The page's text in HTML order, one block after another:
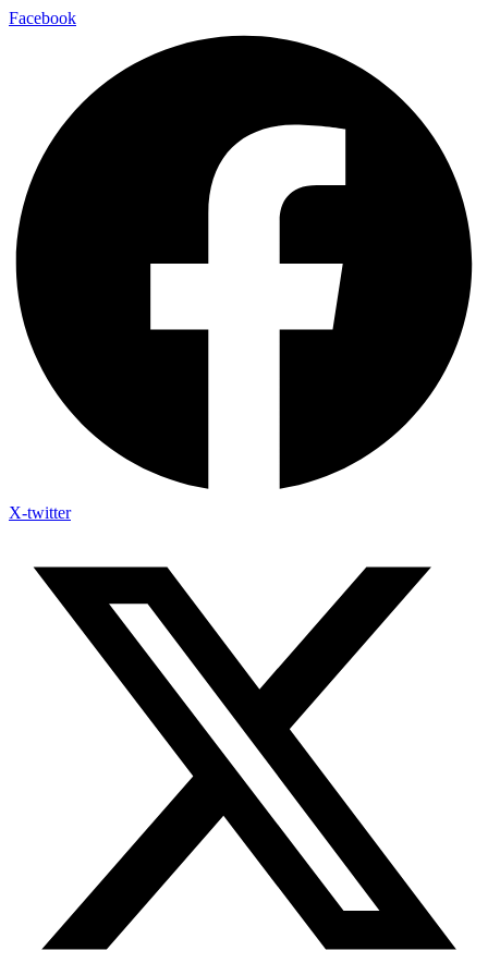
Facebook
X-twitter